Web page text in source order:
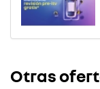
Otras